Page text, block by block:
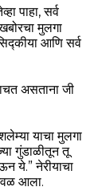
पाहा, सर्व
मुलगा
आणि सर्व
असताना जी
याचा मुलगा
गुंडाळीतून तू
ये.” नेरीयाचा
आला.